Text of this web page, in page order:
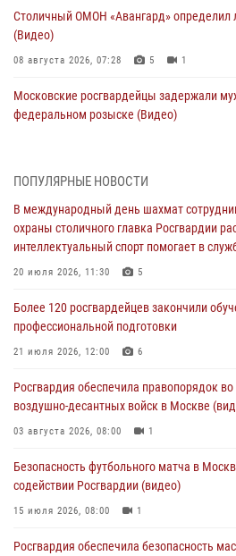
Столичный ОМОН «Авангард»
(Видео)
08 августа 2026, 07:28 5 1
Московские росгвардейцы задержали
федеральном розыске (Видео)
В центре столицы росгвардейцы
07 августа 2026, 09:26
Столичное управление
признано лучшим по итогам полугодия на
06 августа 2026, 14:59
Столичные росгвардейцы задержали
06 августа 2026, 11:20 1
Охрану общественного порядка и
06 августа 2026, 08:30
ПОПУЛЯРНЫЕ НОВОСТИ
В международный день шахмат
охраны столичного главка Росгвардии
интеллектуальный спорт помогает в
20 июля 2026, 11:30 5
Более 120 росгвардейцев закончили
профессиональной подготовки
21 июля 2026, 12:00 6
Росгвардия обеспечила правопорядок
воздушно-десантных войск в Москве
03 августа 2026, 08:00 1
Безопасность футбольного матча в
содействии Росгвардии (видео)
15 июля 2026, 08:00 1
Росгвардия обеспечила безопасность